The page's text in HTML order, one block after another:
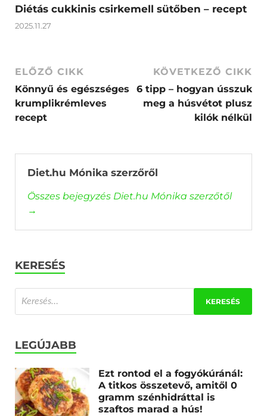
Diétás cukkinis csirkemell sütőben – recept
2025.11.27
ELŐZŐ CIKK
Könnyű és egészséges
krumplikrémleves
recept
KÖVETKEZŐ CIKK
6 tipp – hogyan ússzuk
meg a húsvétot plusz
kilók nélkül
Diet.hu Mónika szerzőről
Összes bejegyzés Diet.hu Mónika szerzőtől
→
KERESÉS
LEGÚJABB
Ezt rontod el a fogyókúránál:
A titkos összetevő, amitől 0
gramm szénhidráttal is
szaftos marad a hús!